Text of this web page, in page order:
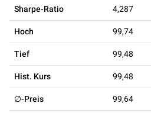
Sharpe-Ratio 4,287
Hoch 99,74
Tief 99,48
Hist. Kurs 99,48
∅-Preis 99,64